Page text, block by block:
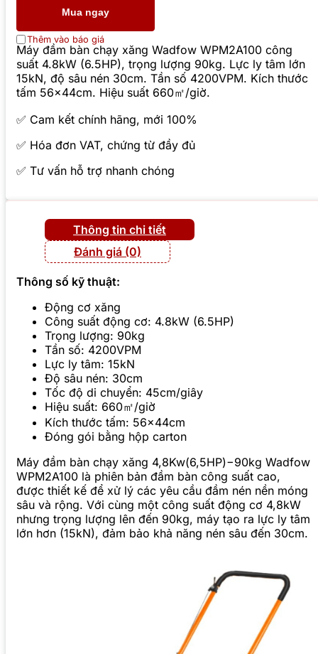
Mua ngay
Thêm vào báo giá
Máy đầm bàn chạy xăng Wadfow WPM2A100 công
suất 4.8kW (6.5HP), trọng lượng 90kg. Lực ly tâm lớn
15kN, độ sâu nén 30cm. Tần số 4200VPM. Kích thước
tấm 56x44cm. Hiệu suất 660㎡/giờ.
✅ Cam kết chính hãng, mới 100%
✅ Hóa đơn VAT, chứng từ đầy đủ
✅ Tư vấn hỗ trợ nhanh chóng
Thông tin chi tiết
Đánh giá (0)
Thông số kỹ thuật:
Động cơ xăng
Công suất động cơ: 4.8kW (6.5HP)
Trọng lượng: 90kg
Tần số: 4200VPM
Lực ly tâm: 15kN
Độ sâu nén: 30cm
Tốc độ di chuyển: 45cm/giây
Hiệu suất: 660㎡/giờ
Kích thước tấm: 56x44cm
Đóng gói bằng hộp carton
Máy đầm bàn chạy xăng 4,8Kw(6,5HP)−90kg Wadfow
WPM2A100 là phiên bản đầm bàn công suất cao,
được thiết kế để xử lý các yêu cầu đầm nén nền móng
sâu và rộng. Với cùng một công suất động cơ 4,8kW
nhưng trọng lượng lên đến 90kg, máy tạo ra lực ly tâm
lớn hơn (15kN), đảm bảo khả năng nén sâu đến 30cm.